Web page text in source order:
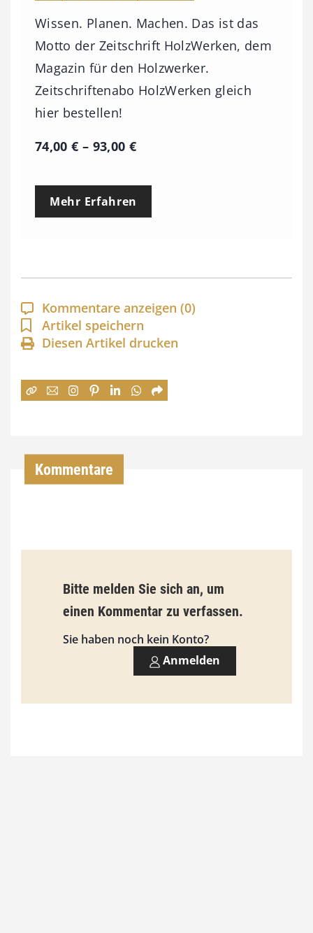
Wissen. Planen. Machen. Das ist das
Motto der Zeitschrift HolzWerken, dem
Magazin für den Holzwerker.
Zeitschriftenabo HolzWerken gleich
hier bestellen!
74,00€ – 93,00 €P
e
p
a
n
n
:
€
i
s
9
0
Mehr Erfahren
Kommentare anzeigen (0)
Artikel speichern
Diesen Artikel drucken
Kommentare
Bitte melden Sie sich an, um
einen Kommentar zu verfassen.
Sie haben noch kein Konto?
Anmelden